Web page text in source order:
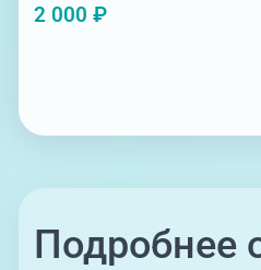
2 000 ₽
Подробнее